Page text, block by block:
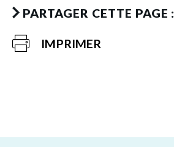
PARTAGER CETTE PAGE :
IMPRIMER